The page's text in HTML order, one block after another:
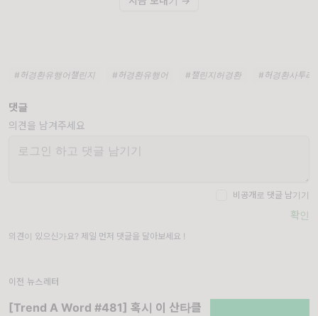
#허경환유행어챌린지 #허경환유행어 #챌린지허경환 #허경환사투리
댓글
의견을 남겨주세요
비공개로 댓글 남기기
확인
의견이 있으신가요? 제일 먼저 댓글을 달아보세요 !
이전 뉴스레터
[Trend A Word #481] 혹시 이 산타클